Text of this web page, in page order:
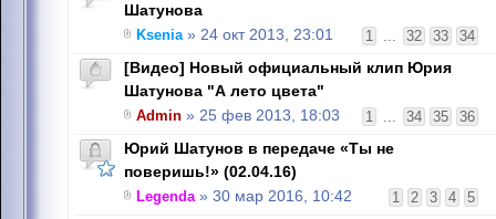
Шатунова
1 ... 32 33 34
Ksenia» 24 окт 2013, 23:01
[Видео] Новый официальный клип Юрия
Шатунова "А лето цвета"
1 ... 34 35 36
Admin » 25 фев 2013, 18:03
Юрий Шатунов в передаче «Ты не
поверишь!» (02.04.16)
1 2 3 4 5
Legenda» 30 мар 2016, 10:42